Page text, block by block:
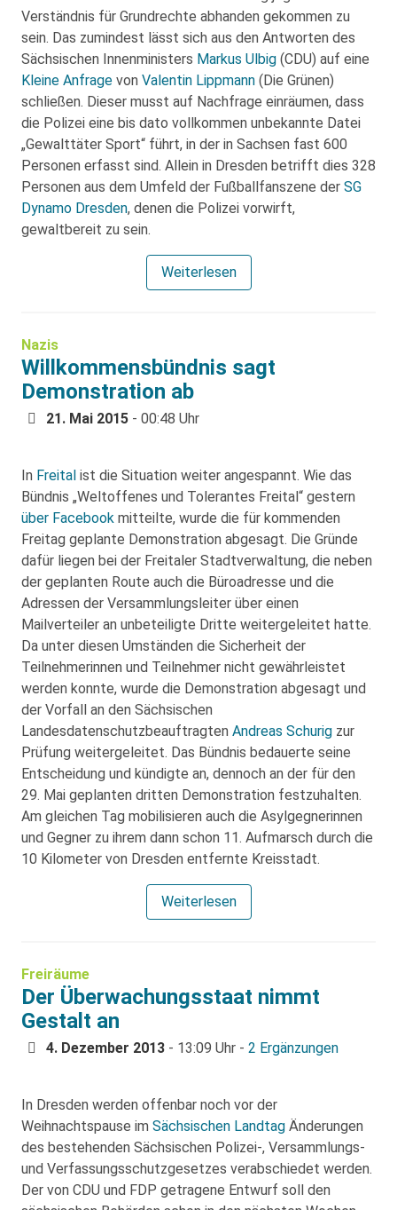
Verständnis für Grundrechte abhanden gekommen zu
sein. Das zumindest lässt sich aus den Antworten des
Sächsischen Innenministers Markus Ulbig (CDU) auf eine
Kleine Anfrage von Valentin Lippmann (Die Grünen)
schließen. Dieser musst auf Nachfrage einräumen, dass
die Polizei eine bis dato vollkommen unbekannte Datei
„Gewalttäter Sport“ führt, in der in Sachsen fast 600
Personen erfasst sind. Allein in Dresden betrifft dies 328
Personen aus dem Umfeld der Fußballfanszene der SG
Dynamo Dresden, denen die Polizei vorwirft,
gewaltbereit zu sein.
Weiterlesen
Nazis
Willkommensbündnis sagt
Demonstration ab
21. Mai 2015 - 00:48 Uhr
In Freital ist die Situation weiter angespannt. Wie das
Bündnis „Weltoffenes und Tolerantes Freital“ gestern
über Facebook mitteilte, wurde die für kommenden
Freitag geplante Demonstration abgesagt. Die Gründe
dafür liegen bei der Freitaler Stadtverwaltung, die neben
der geplanten Route auch die Büroadresse und die
Adressen der Versammlungsleiter über einen
Mailverteiler an unbeteiligte Dritte weitergeleitet hatte.
Da unter diesen Umständen die Sicherheit der
Teilnehmerinnen und Teilnehmer nicht gewährleistet
werden konnte, wurde die Demonstration abgesagt und
der Vorfall an den Sächsischen
Landesdatenschutzbeauftragten Andreas Schurig zur
Prüfung weitergeleitet. Das Bündnis bedauerte seine
Entscheidung und kündigte an, dennoch an der für den
29. Mai geplanten dritten Demonstration festzuhalten.
Am gleichen Tag mobilisieren auch die Asylgegnerinnen
und Gegner zu ihrem dann schon 11. Aufmarsch durch die
10 Kilometer von Dresden entfernte Kreisstadt.
Weiterlesen
Freiräume
Der Überwachungsstaat nimmt
Gestalt an
4. Dezember 2013 - 13:09 Uhr - 2 Ergänzungen
In Dresden werden offenbar noch vor der
Weihnachtspause im Sächsischen Landtag Änderungen
des bestehenden Sächsischen Polizei-, Versammlungs-
und Verfassungsschutzgesetzes verabschiedet werden.
Der von CDU und FDP getragene Entwurf soll den